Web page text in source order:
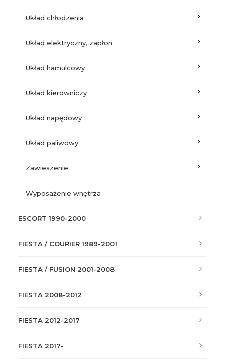
układ chłodzenia
układ elektryczny, zapłon
układ hamulcowy
układ kierowniczy
układ napędowy
układ paliwowy
zawieszenie
wyposażenie wnętrza
ESCORT 1990-2000
FIESTA / COURIER 1989-2001
FIESTA / FUSION 2001-2008
FIESTA 2008-2012
FIESTA 2012-2017
FIESTA 2017-